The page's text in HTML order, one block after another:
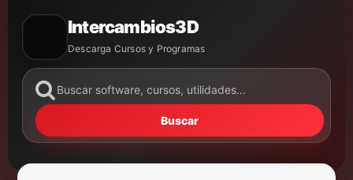
Intercambios3D
Descarga Cursos y Programas
Buscar